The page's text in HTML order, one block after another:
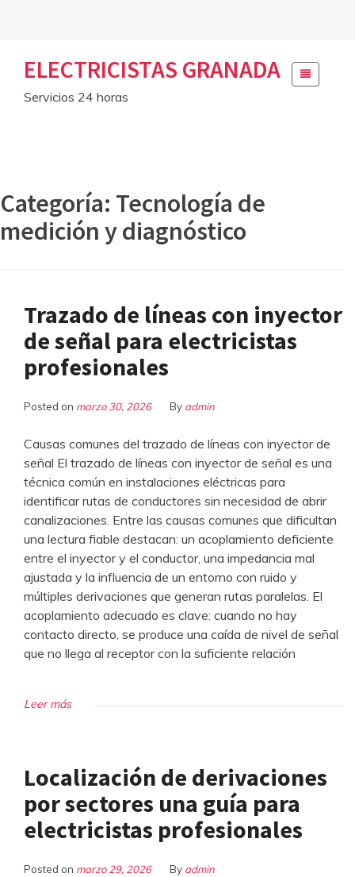
ELECTRICISTAS GRANADA
Servicios 24 horas
Categoría: Tecnología de
medición y diagnóstico
Trazado de líneas con inyector
de señal para electricistas
profesionales
Posted on marzo 30, 2026 By admin
Causas comunes del trazado de líneas con inyector de
señal El trazado de líneas con inyector de señal es una
técnica común en instalaciones eléctricas para
identificar rutas de conductores sin necesidad de abrir
canalizaciones. Entre las causas comunes que dificultan
una lectura fiable destacan: un acoplamiento deficiente
entre el inyector y el conductor, una impedancia mal
ajustada y la influencia de un entorno con ruido y
múltiples derivaciones que generan rutas paralelas. El
acoplamiento adecuado es clave: cuando no hay
contacto directo, se produce una caída de nivel de señal
que no llega al receptor con la suficiente relación
Leer más
Localización de derivaciones
por sectores una guía para
electricistas profesionales
Posted on marzo 29, 2026 By admin